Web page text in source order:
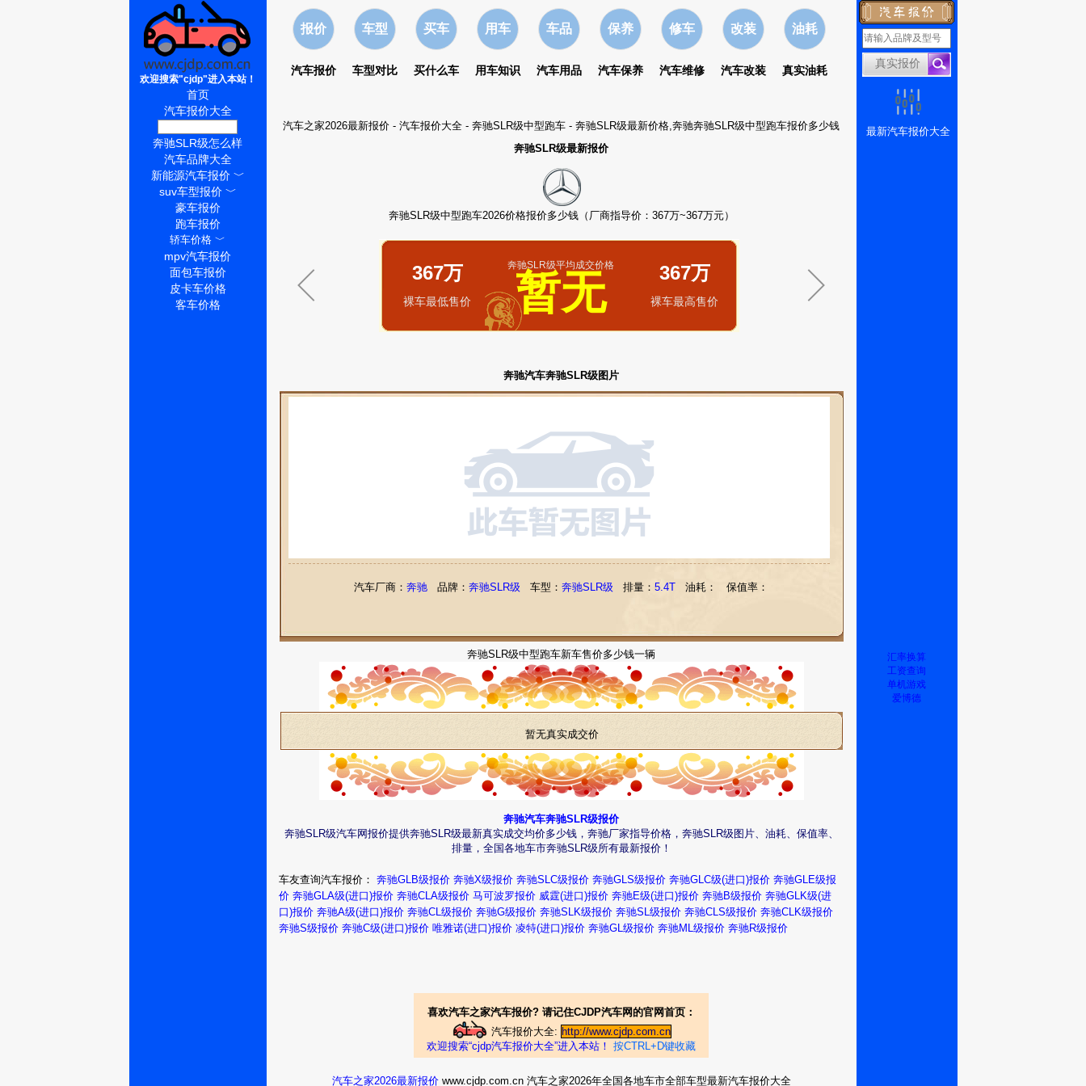
报价
汽车报价
车型
车型对比
买车
买什么车
用车
用车知识
车品
汽车用品
保养
汽车保养
修车
汽车维修
改装
汽车改装
油耗
真实油耗
汽车之家2026最新报价 - 汽车报价大全 - 奔驰SLR级中型跑车 - 奔驰SLR级最新价格,奔驰奔驰SLR级中型跑车报价多少钱
奔驰SLR级最新报价
奔驰SLR级中型跑车2026价格报价多少钱（厂商指导价：367万~367万元）
367万
裸车最低售价
奔驰SLR级平均成交价格
暂无 367万
裸车最高售价
奔驰汽车奔驰SLR级图片
汽车厂商： 奔驰 品牌： 奔驰SLR级 车型： 奔驰SLR级 排量： 5.4T 油耗： 保值率：
奔驰SLR级中型跑车新车售价多少钱一辆
暂无真实成交价
奔驰汽车奔驰SLR级报价
奔驰SLR级汽车网报价提供奔驰SLR级最新真实成交均价多少钱，奔驰厂家指导价格，奔驰SLR级图片、油耗、保值率、
排量，全国各地车市奔驰SLR级所有最新报价！
车友查询汽车报价： 奔驰GLB级报价 奔驰X级报价 奔驰SLC级报价 奔驰GLS级报价 奔驰GLC级(进口)报价 奔驰GLE级报
价 奔驰GLA级(进口)报价 奔驰CLA级报价 马可波罗报价 威霆(进口)报价 奔驰E级(进口)报价 奔驰B级报价 奔驰GLK级(进
口)报价 奔驰A级(进口)报价 奔驰CL级报价 奔驰G级报价 奔驰SLK级报价 奔驰SL级报价 奔驰CLS级报价 奔驰CLK级报价
奔驰S级报价 奔驰C级(进口)报价 唯雅诺(进口)报价 凌特(进口)报价 奔驰GL级报价 奔驰ML级报价 奔驰R级报价
喜欢汽车之家汽车报价? 请记住CJDP汽车网的官网首页：
汽车报价大全: http://www.cjdp.com.cn
欢迎搜索“cjdp汽车报价大全”进入本站！ 按CTRL+D键收藏
汽车之家2026最新报价www.cjdp.com.cn 汽车之家2026年全国各地车市全部车型最新汽车报价大全
欢迎搜索"cjdp"进入本站！
首页
汽车报价大全
奔驰SLR级怎么样
汽车品牌大全
新能源汽车报价﹀
suv车型报价﹀
豪车报价
跑车报价
轿车价格 ﹀
mpv汽车报价
面包车报价
皮卡车价格
客车价格
最新汽车报价大全
汇率换算
工资查询
单机游戏
爱博德